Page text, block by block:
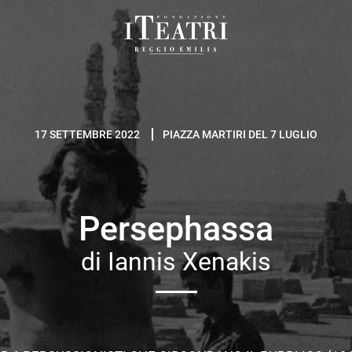
Fondazione
I
Teatri
Reggio
Emilia
17 SETTEMBRE 2022 PIAZZA MARTIRI DEL 7 LUGLIO
Persephassa
di Iannis Xenakis